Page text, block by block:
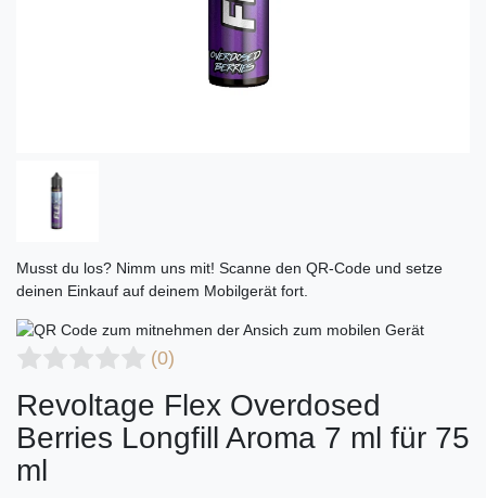
Musst du los? Nimm uns mit! Scanne den QR-Code und setze
deinen Einkauf auf deinem Mobilgerät fort.
(0)
Revoltage Flex Overdosed
Berries Longfill Aroma 7 ml für 75
ml